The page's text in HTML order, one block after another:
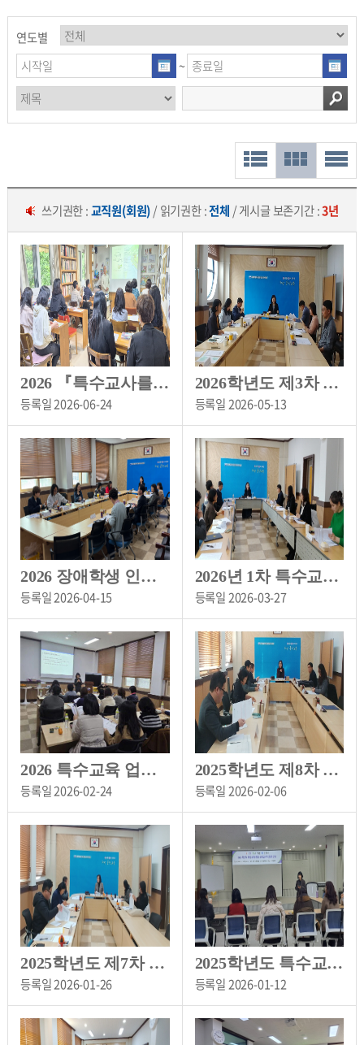
연도별
~
쓰기권한 :교직원(회원)/ 읽기권한 :전체 / 게시글 보존기간 :3년
2026 『특수교사를 위한 인생산책, 쓰고 그리다』 연수
등록일2026-06-24
2026학년도 제3차 홍천특수교육운영위원회 개최
등록일2026-05-13
2026 장애학생 인권지원단 상반기 협의회
등록일2026-04-15
2026년 1차 특수교육운영위원회 개최
등록일2026-03-27
2026 특수교육 업무 담당교사 역량강화 연수
등록일2026-02-24
2025학년도 제8차 홍천특수교육운영위원회 개최
등록일2026-02-06
2025학년도 제7차 특수교육운영위원회
등록일2026-01-26
2025학년도 특수교육 관련 교육공무직 동계 연수
등록일2026-01-12